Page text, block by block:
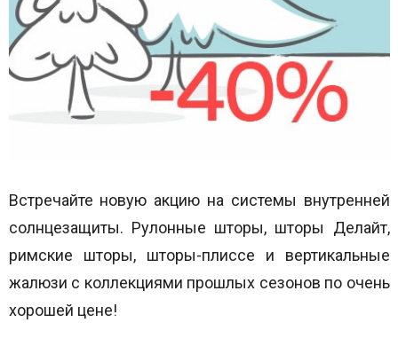
Встречайте новую акцию на системы внутренней
солнцезащиты. Рулонные шторы, шторы Делайт,
римские шторы, шторы-плиссе и вертикальные
жалюзи с коллекциями прошлых сезонов по очень
хорошей цене!